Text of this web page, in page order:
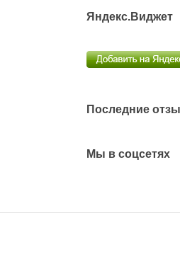
Яндекс.Виджет
Последние
Мы в соцсетях